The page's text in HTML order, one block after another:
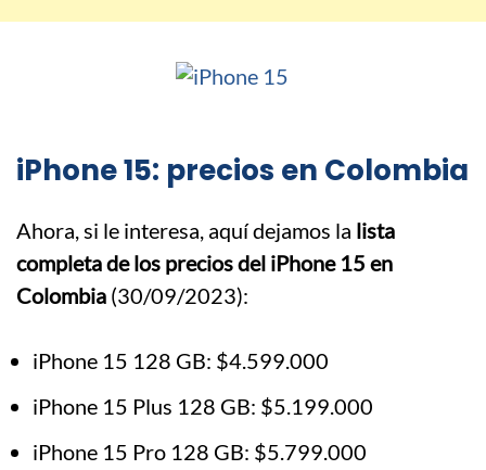
iPhone 15: precios en Colombia
Ahora, si le interesa, aquí dejamos la lista
completa de los precios del iPhone 15 en
Colombia (30/09/2023):
iPhone 15 128 GB: $4.599.000
iPhone 15 Plus 128 GB: $5.199.000
iPhone 15 Pro 128 GB: $5.799.000